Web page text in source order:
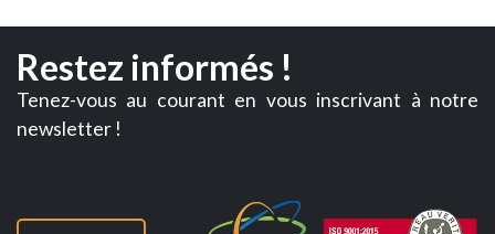
Restez informés !
Tenez-vous au courant en vous inscrivant à notre
newsletter !